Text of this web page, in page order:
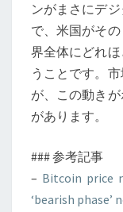
ンがまさにデ
で、米国がそ
界全体にどれ
うことです。
が、この動き
があります。
### 参考記事
– Bitcoin price
‘bearish phase’